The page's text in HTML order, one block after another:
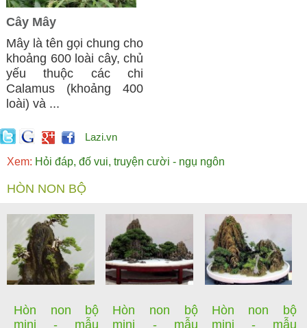
Cây Mây
Mây là tên gọi chung cho
khoảng 600 loài cây, chủ
yếu thuộc các chi
Calamus (khoảng 400
loài) và ...
Lazi.vn
Xem: Hỏi đáp, đố vui, truyện cười - ngụ ngôn
HÒN NON BỘ
Hòn non bộ
mini - mẫu
Hòn non bộ
mini - mẫu
Hòn non bộ
mini - mẫu